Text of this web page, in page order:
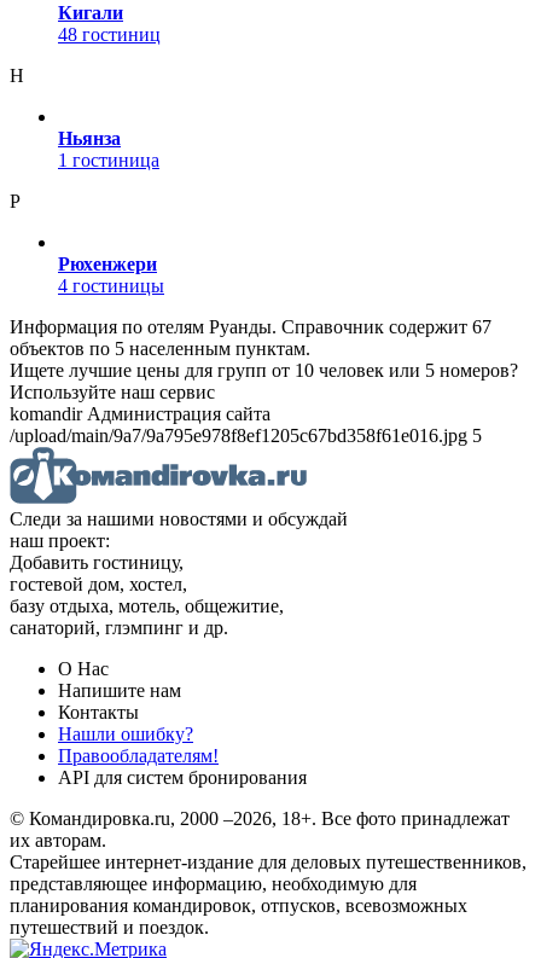
Кигали
48 гостиниц
Н
Ньянза
1 гостиница
Р
Рюхенжери
4 гостиницы
Информация по отелям Руанды. Справочник содержит 67
объектов по 5 населенным пунктам.
Ищете лучшие цены для групп от 10 человек или 5 номеров?
Используйте наш сервис
komandir Администрация сайта
/upload/main/9a7/9a795e978f8ef1205c67bd358f61e016.jpg 5
Следи за нашими новостями и обсуждай
наш проект:
Добавить гостиницу,
гостевой дом, хостел,
базу отдыха, мотель, общежитие,
санаторий, глэмпинг и др.
О Нас
Напишите нам
Контакты
Нашли ошибку?
Правообладателям!
API для систем бронирования
© Командировка.ru, 2000 –2026, 18+. Все фото принадлежат
их авторам.
Старейшее интернет-издание для деловых путешественников,
представляющее информацию, необходимую для
планирования командировок, отпусков, всевозможных
путешествий и поездок.